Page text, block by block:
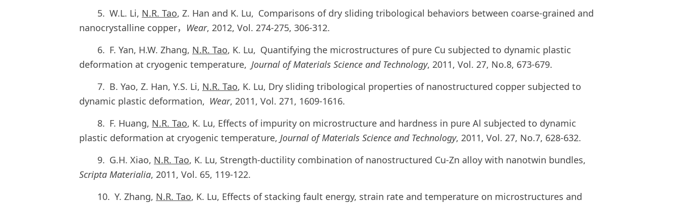
5. W.L. Li, N.R. Tao, Z. Han and K. Lu, Comparisons of dry sliding tribological behaviors between coarse-grained and
nanocrystalline copper， Wear, 2012, Vol. 274-275, 306-312.
6. F. Yan, H.W. Zhang, N.R. Tao, K. Lu, Quantifying the microstructures of pure Cu subjected to dynamic plastic
deformation at cryogenic temperature, Journal of Materials Science and Technology, 2011, Vol. 27, No.8, 673-679.
7. B. Yao, Z. Han, Y.S. Li, N.R. Tao, K. Lu, Dry sliding tribological properties of nanostructured copper subjected to
dynamic plastic deformation, Wear, 2011, Vol. 271, 1609-1616.
8. F. Huang, N.R. Tao, K. Lu, Effects of impurity on microstructure and hardness in pure Al subjected to dynamic
plastic deformation at cryogenic temperature, Journal of Materials Science and Technology, 2011, Vol. 27, No.7, 628-632.
9. G.H. Xiao, N.R. Tao, K. Lu, Strength-ductility combination of nanostructured Cu-Zn alloy with nanotwin bundles,
Scripta Materialia, 2011, Vol. 65, 119-122.
10. Y. Zhang, N.R. Tao, K. Lu, Effects of stacking fault energy, strain rate and temperature on microstructures and